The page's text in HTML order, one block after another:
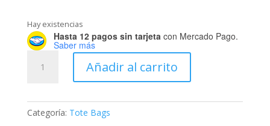
Hay existencias
Hasta 12 pagos sin tarjetacon Mercado Pago.
Saber más
Añadir al carrito
Categoría: Tote Bags